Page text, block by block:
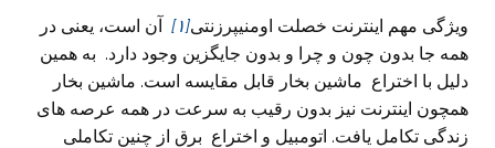
ویژگی‌ مهم اینترنت خصلت اومنیپرزنتی[۱]
آن است، یعنی‌ در
همه جا بدون چون و چرا و بدون جایگزین وجود دارد. به همین
دلیل با اختراع ماشین بخار قابل مقایسه است. ماشین بخار
همچون اینترنت نیز بدون رقیب به سرعت در همه عرصه های
زندگی‌ تکامل یافت. اتومبیل و اختراع برق از چنین تکاملی